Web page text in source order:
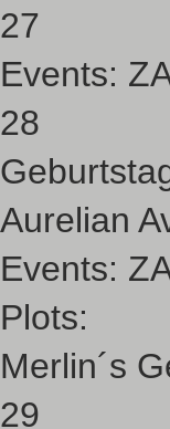
27
Events:
28
Aurelian
Events:
Plots:
Merlin´s
29